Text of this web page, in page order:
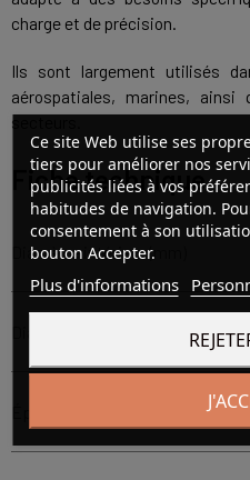
charge et de précision.
Ils sont largement utilisés
aérospatiales, marines, ainsi
secteurs.
Fiche technique
Diamètre intérieur (mm)
Diamètre extérieur (mm)
Ce site Web utilise ses
tiers pour améliorer nos
publicités liées à vos
habitudes de navigation.
consentement à son
bouton Accepter.
Plus d'informations